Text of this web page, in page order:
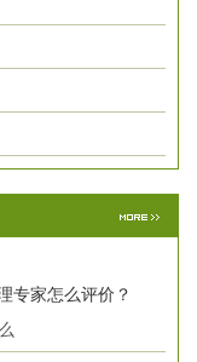
专家怎么评价？